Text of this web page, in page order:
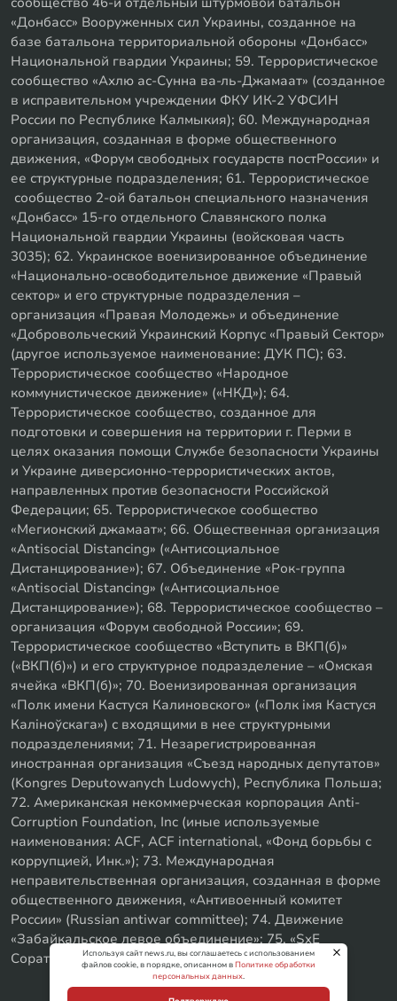
«Донбасс» Вооруженных сил Украины, созданное на
базе батальона территориальной обороны «Донбасс»
Национальной гвардии Украины; 59. Террористическое
сообщество «Ахлю ас-Сунна ва-ль-Джамаат» (созданное
в исправительном учреждении ФКУ ИК-2 УФСИН
России по Республике Калмыкия); 60. Международная
организация, созданная в форме общественного
движения, «Форум свободных государств постРоссии» и
ее структурные подразделения; 61. Террористическое
сообщество 2-ой батальон специального назначения
«Донбасс» 15-го отдельного Славянского полка
Национальной гвардии Украины (войсковая часть
3035); 62. Украинское военизированное объединение
«Национально-освободительное движение «Правый
сектор» и его структурные подразделения –
организация «Правая Молодежь» и объединение
«Добровольческий Украинский Корпус «Правый Сектор»
(другое используемое наименование: ДУК ПС); 63.
Террористическое сообщество «Народное
коммунистическое движение» («НКД»); 64.
Террористическое сообщество, созданное для
подготовки и совершения на территории г. Перми в
целях оказания помощи Службе безопасности Украины
и Украине диверсионно-террористических актов,
направленных против безопасности Российской
Федерации; 65. Террористическое сообщество
«Мегионский джамаат»; 66. Общественная организация
«Antisocial Distancing» («Антисоциальное
Дистанцирование»); 67. Объединение «Рок-группа
«Antisocial Distancing» («Антисоциальное
Дистанцирование»); 68. Террористическое сообщество –
организация «Форум свободной России»; 69.
Террористическое сообщество «Вступить в ВКП(б)»
(«ВКП(б)») и его структурное подразделение – «Омская
ячейка «ВКП(б)»; 70. Военизированная организация
«Полк имени Кастуся Калиновского» («Полк iмя Кастуся
Калiноўскага») с входящими в нее структурными
подразделениями; 71. Незарегистрированная
иностранная организация «Съезд народных депутатов»
(Kongres Deputowanych Ludowych), Республика Польша;
72. Американская некоммерческая корпорация Anti-
Corruption Foundation, Inc (иные используемые
наименования: ACF, ACF international, «Фонд борьбы с
коррупцией, Инк.»); 73. Международная
неправительственная организация, созданная в форме
общественного движения, «Антивоенный комитет
России» (Russian antiwar committee); 74. Движение
«Забайкальское левое объединение»; 75. «SxE
Соратники с Уфы»Используя сайт news.ru, вы соглашаетесь с использованием
файлов cookie, в порядке, описанном вПолитике обработки
персональных данных.